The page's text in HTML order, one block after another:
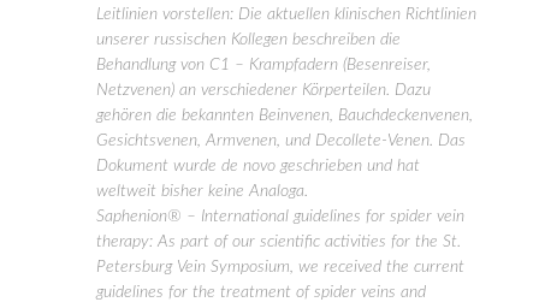
Leitlinien vorstellen: Die aktuellen klinischen Richtlinien
unserer russischen Kollegen beschreiben die
Behandlung von C1 – Krampfadern (Besenreiser,
Netzvenen) an verschiedener Körperteilen. Dazu
gehören die bekannten Beinvenen, Bauchdeckenvenen,
Gesichtsvenen, Armvenen, und Decollete-Venen. Das
Dokument wurde de novo geschrieben und hat
weltweit bisher keine Analoga.
Saphenion® – International guidelines for spider vein
therapy: As part of our scientific activities for the St.
Petersburg Vein Symposium, we received the current
guidelines for the treatment of spider veins and